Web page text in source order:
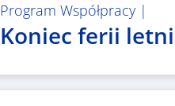
Program Współpracy|
Koniec ferii